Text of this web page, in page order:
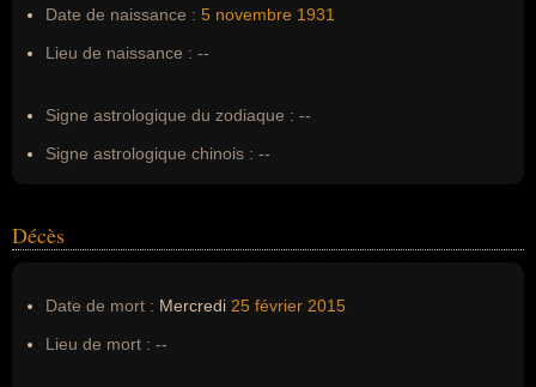
Date de naissance : 5 novembre 1931
Lieu de naissance : --
Signe astrologique du zodiaque : --
Signe astrologique chinois : --
Décès
Date de mort : Mercredi 25 février 2015
Lieu de mort : --